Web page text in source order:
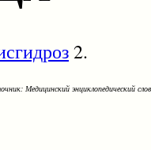
2.
Медицинский энциклопедический